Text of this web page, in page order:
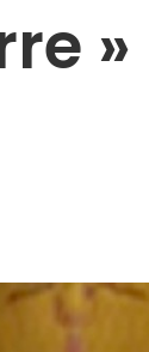
»